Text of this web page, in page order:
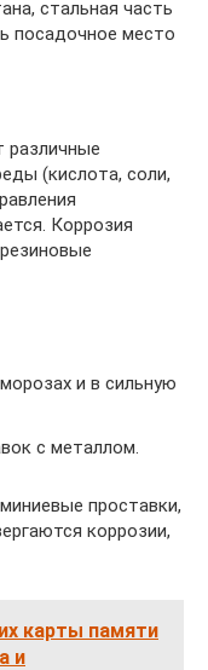
стальная часть
посадочное место
различные
(кислота, соли,
Коррозия
и в сильную
с металлом.
проставки,
коррозии,
карты памяти
и